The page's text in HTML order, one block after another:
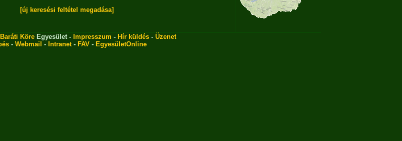
[új keresési feltétel megadása]
Köre Egyesület - Impresszum - Hír küldés - Üzenet
- Webmail - Intranet- FAV - EgyesületOnline